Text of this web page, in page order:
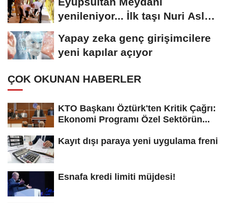
yenileniyor... İlk taşı Nuri Aslan
Yapay zeka genç girişimcilere
yeni kapılar açıyor
ÇOK OKUNAN HABERLER
KTO Başkanı Öztürk'ten Kritik Çağrı:
Ekonomi Programı Özel Sektörün...
Kayıt dışı paraya yeni uygulama freni
Esnafa kredi limiti müjdesi!